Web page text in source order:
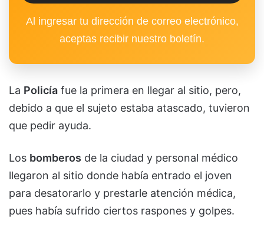
Al ingresar tu dirección de correo electrónico,
aceptas recibir nuestro boletín.
La Policía fue la primera en llegar al sitio, pero,
debido a que el sujeto estaba atascado, tuvieron
que pedir ayuda.
Los bomberos de la ciudad y personal médico
llegaron al sitio donde había entrado el joven
para desatorarlo y prestarle atención médica,
pues había sufrido ciertos raspones y golpes.